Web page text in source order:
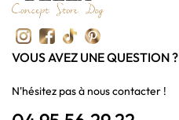
VOUS AVEZ UNE QUESTION ?
N'hésitez pas à nous contacter !